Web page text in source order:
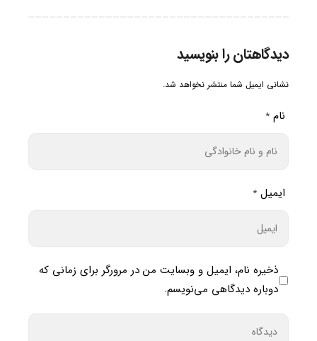
دیدگاهتان را بنویسید
نشانی ایمیل شما منتشر نخواهد شد.
نام *
ایمیل *
ذخیره نام، ایمیل و وبسایت من در مرورگر برای زمانی که
دوباره دیدگاهی می‌نویسم.